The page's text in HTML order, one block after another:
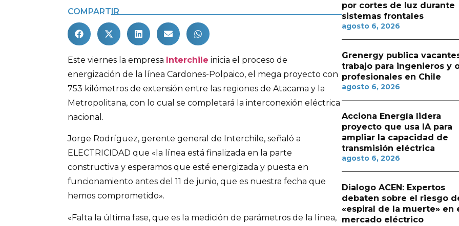
COMPARTIR
Este viernes la empresa Interchile inicia el proceso de
energización de la línea Cardones-Polpaico, el mega proyecto con
753 kilómetros de extensión entre las regiones de Atacama y la
Metropolitana, con lo cual se completará la interconexión eléctrica
nacional.
Jorge Rodríguez, gerente general de Interchile, señaló a
ELECTRICIDAD que «la línea está finalizada en la parte
constructiva y esperamos que esté energizada y puesta en
funcionamiento antes del 11 de junio, que es nuestra fecha que
hemos comprometido».
«Falta la última fase, que es la medición de parámetros de la línea,
por cortes de luz durante
sistemas frontales
agosto 6, 2026
Grenergy publica
trabajo para ingenieros y
profesionales en Chile
agosto 6, 2026
Acciona Energía lidera
proyecto que usa IA para
ampliar la capacidad de
transmisión eléctrica
agosto 6, 2026
Dialogo ACEN: Expertos
debaten sobre el riesgo
«espiral de la muerte» en
mercado eléctrico